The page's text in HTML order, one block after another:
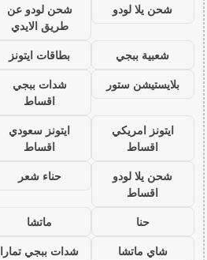
شحن يلا لودو
شحن لودو عن
طريق الايدي
شعبية ببجي
بطاقات ايتونز
بلايستيشن ستور
شدات ببجي
اقساط
ايتونز امريكي
اقساط
ايتونز سعودي
اقساط
شحن يلا لودو
اقساط
حناء شعر
حنا
ماتشا
شاي ماتشا
شدات ببجي تمارا